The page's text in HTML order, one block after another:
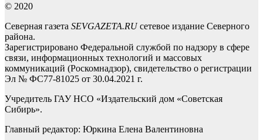
© 2020
Северная газета SEVGAZETA.RUсетевое издание Северного
района.
Зарегистрировано Федеральной службой по надзору в сфере
связи, информационных технологий и массовых
коммуникаций (Роскомнадзор), свидетельство о регистрации
Эл № ФС77-81025 от 30.04.2021 г.
Учредитель ГАУ НСО «Издательский дом «Советская
Сибирь».
Главный редактор: Юркина Елена Валентиновна